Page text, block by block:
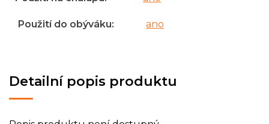
Detailní popis produktu
Použití do obýváku: ano